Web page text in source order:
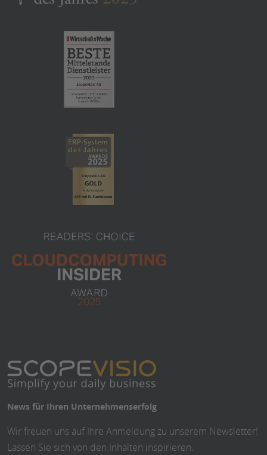
News für Ihren Unternehmenserfolg
Wir freuen uns auf Ihre Anmeldung zu unserem Newsletter!
Lassen Sie sich von den Inhalten inspirieren.